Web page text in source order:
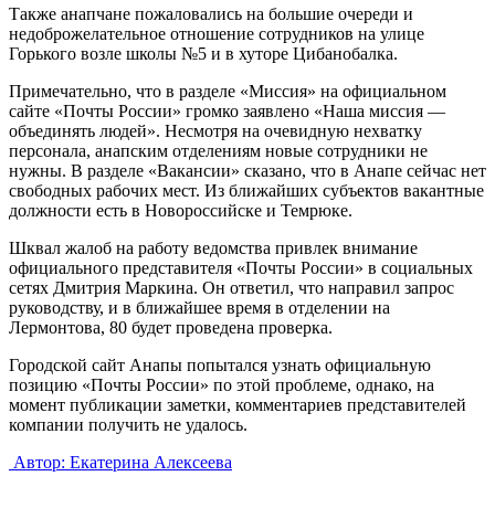
Также анапчане пожаловались на большие очереди и
недоброжелательное отношение сотрудников на улице
Горького возле школы №5 и в хуторе Цибанобалка.
Примечательно, что в разделе «Миссия» на официальном
сайте «Почты России» громко заявлено «Наша миссия —
объединять людей». Несмотря на очевидную нехватку
персонала, анапским отделениям новые сотрудники не
нужны. В разделе «Вакансии» сказано, что в Анапе сейчас нет
свободных рабочих мест. Из ближайших субъектов вакантные
должности есть в Новороссийске и Темрюке.
Шквал жалоб на работу ведомства привлек внимание
официального представителя «Почты России» в социальных
сетях Дмитрия Маркина. Он ответил, что направил запрос
руководству, и в ближайшее время в отделении на
Лермонтова, 80 будет проведена проверка.
Городской сайт Анапы попытался узнать официальную
позицию «Почты России» по этой проблеме, однако, на
момент публикации заметки, комментариев представителей
компании получить не удалось.
Автор: Екатерина Алексеева